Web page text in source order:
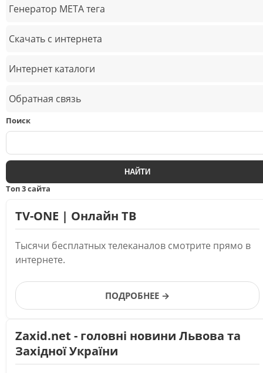
Генератор META тега
Скачать с интернета
Интернет каталоги
Обратная связь
Поиск
Топ 3 сайта
TV-ONE | Онлайн ТВ
Тысячи бесплатных телеканалов смотрите прямо в
интернете.
ПОДРОБНЕЕ →
Zaxid.net - головні новини Львова та
Західної України